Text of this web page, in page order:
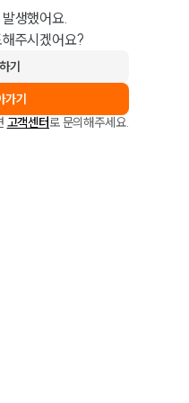
생했어요.
주시겠어요?
기
가기
고객센터로 문의해주세요.